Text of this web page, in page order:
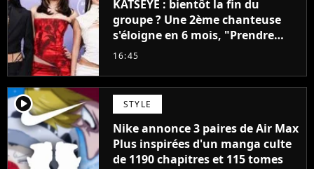
KATSEYE : bientôt la fin du
groupe ? Une 2ème chanteuse
s'éloigne en 6 mois, "Prendre
cette décision n’a pas été facile"
16:45
player2 STYLE
Nike annonce 3 paires de Air Max
Plus inspirées d'un manga culte
de 1190 chapitres et 115 tomes